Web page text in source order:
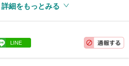
細をもっとみる
LINE